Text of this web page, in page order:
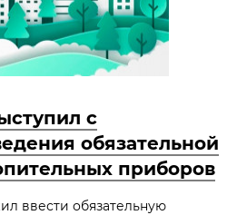
с
обязательной
приборов
ввести обязательную